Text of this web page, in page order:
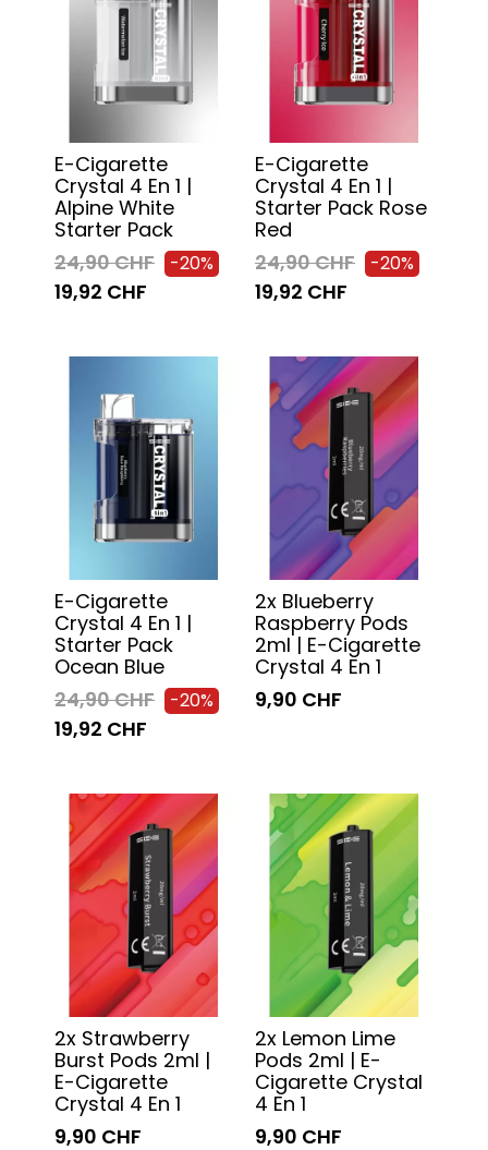
E-Cigarette
Crystal 4 En 1 |
Alpine White
Starter Pack
24,90 CHF
-20%
19,92 CHF
E-Cigarette
Crystal 4 En 1 |
Starter Pack Rose
Red
24,90 CHF
-20%
19,92 CHF
E-Cigarette
Crystal 4 En 1 |
Starter Pack
Ocean Blue
24,90 CHF
-20%
19,92 CHF
2x Blueberry
Raspberry Pods
2ml | E-Cigarette
Crystal 4 En 1
9,90 CHF
2x Strawberry
Burst Pods 2ml |
E-Cigarette
Crystal 4 En 1
9,90 CHF
2x Lemon Lime
Pods 2ml | E-
Cigarette Crystal
4 En 1
9,90 CHF